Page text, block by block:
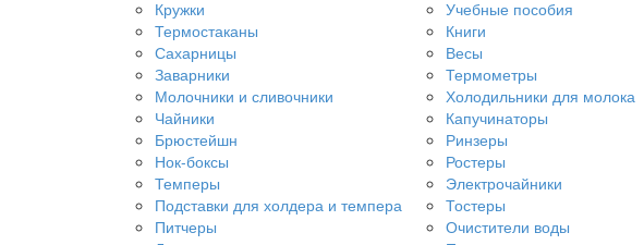
Кружки
Термостаканы
Сахарницы
Заварники
Молочники и сливочники
Чайники
Брюстейшн
Нок-боксы
Темперы
Подставки для холдера и темпера
Питчеры
Учебные пособия
Книги
Весы
Термометры
Холодильники для молока
Капучинаторы
Ринзеры
Ростеры
Электрочайники
Тостеры
Очистители воды